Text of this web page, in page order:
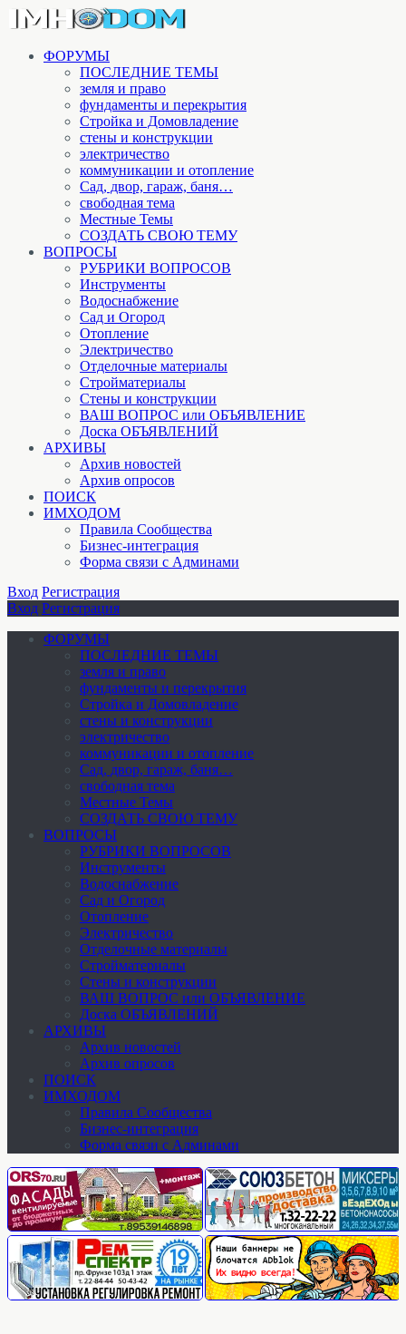
ФОРУМЫ
ПОСЛЕДНИЕ ТЕМЫ
земля и право
фундаменты и перекрытия
Стройка и Домовладение
стены и конструкции
электричество
коммуникации и отопление
Cад, двор, гараж, баня…
свободная тема
Местные Темы
СОЗДАТЬ СВОЮ ТЕМУ
ВОПРОСЫ
РУБРИКИ ВОПРОСОВ
Инструменты
Водоснабжение
Сад и Огород
Отопление
Электричество
Отделочные материалы
Стройматериалы
Стены и конструкции
ВАШ ВОПРОС или ОБЪЯВЛЕНИЕ
Доска ОБЪЯВЛЕНИЙ
АРХИВЫ
Архив новостей
Архив опросов
ПОИСК
ИМХОДОМ
Правила Сообщества
Бизнес-интеграция
Форма связи с Админами
Вход Регистрация
Вход Регистрация
ФОРУМЫ
ПОСЛЕДНИЕ ТЕМЫ
земля и право
фундаменты и перекрытия
Стройка и Домовладение
стены и конструкции
электричество
коммуникации и отопление
Cад, двор, гараж, баня…
свободная тема
Местные Темы
СОЗДАТЬ СВОЮ ТЕМУ
ВОПРОСЫ
РУБРИКИ ВОПРОСОВ
Инструменты
Водоснабжение
Сад и Огород
Отопление
Электричество
Отделочные материалы
Стройматериалы
Стены и конструкции
ВАШ ВОПРОС или ОБЪЯВЛЕНИЕ
Доска ОБЪЯВЛЕНИЙ
АРХИВЫ
Архив новостей
Архив опросов
ПОИСК
ИМХОДОМ
Правила Сообщества
Бизнес-интеграция
Форма связи с Админами